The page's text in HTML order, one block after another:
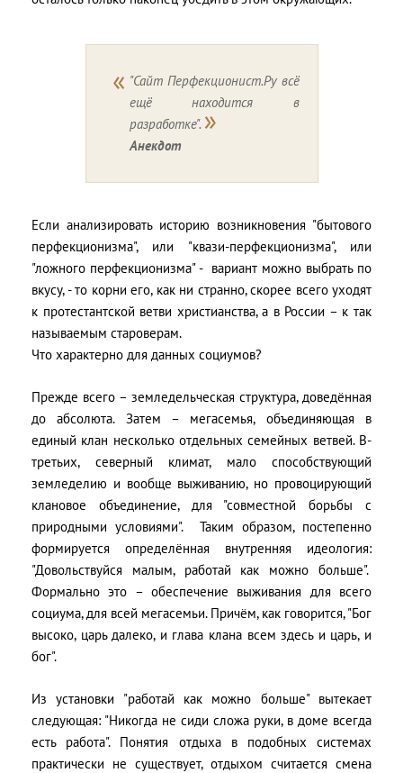
"Сайт Перфекционист.Ру всё
ещё находится в
разработке".
Анекдот
Если анализировать историю возникновения "бытового
перфекционизма", или "квази-перфекционизма", или
"ложного перфекционизма" - вариант можно выбрать по
вкусу, - то корни его, как ни странно, скорее всего уходят
к протестантской ветви христианства, а в России – к так
называемым староверам.
Что характерно для данных социумов?
Прежде всего – земледельческая структура, доведённая
до абсолюта. Затем – мегасемья, объединяющая в
единый клан несколько отдельных семейных ветвей. В-
третьих, северный климат, мало способствующий
земледелию и вообще выживанию, но провоцирующий
клановое объединение, для "совместной борьбы с
природными условиями". Таким образом, постепенно
формируется определённая внутренняя идеология:
"Довольствуйся малым, работай как можно больше".
Формально это – обеспечение выживания для всего
социума, для всей мегасемьи. Причём, как говорится, "Бог
высоко, царь далеко, и глава клана всем здесь и царь, и
бог".
Из установки "работай как можно больше" вытекает
следующая: "Никогда не сиди сложа руки, в доме всегда
есть работа". Понятия отдыха в подобных системах
практически не существует, отдыхом считается смена